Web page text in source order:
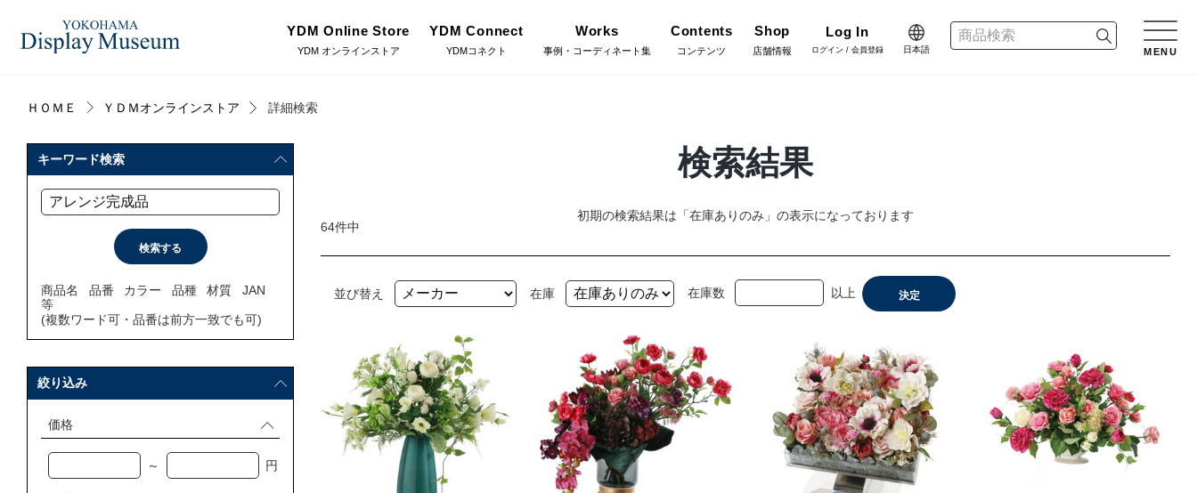
YDM Online Store
YDM オンラインストア
造花（アーティフィシャ
ルフラワー）
インテリアグリーン（鉢
樹木用鉢
プリザーブドフラワー ドライフラワー
フラワーベース・鉢カバ
ラッピング・梱包資材
ディスプレイキット・ノ
クリスマス雑貨
アウトレットアイテム
ディスプレイ/デコレー
ションアイテム
家具 什器・スタンド・ベース
YDM Connect
YDMコネクト
Works
事例・コーディネート集
Contents
コンテンツ
コーディネート
Staff Blog
スタッフブログ
Shop
店舗情報
Log In
ログイン / 会員登録 日本語 MENU
オンラインストア 会員登録・取引申請
JDCA(ディスプレイスクール) 店舗情報・営業日 会社情報
お問い合わせ プライバシーポリシー
OFFICIAL SNS
ＨＯＭＥ ＹＤＭオンラインストア 詳細検索
キーワード検索
商品名 品番 カラー 品種 材質
JAN
等
(複数ワード可・品番は前方一致でも可)
絞り込み
価格
～ 円
検索結果
初期の検索結果は「在庫ありのみ」の表示になっております
64件中
並び替え 在庫 在庫数 以上 決定